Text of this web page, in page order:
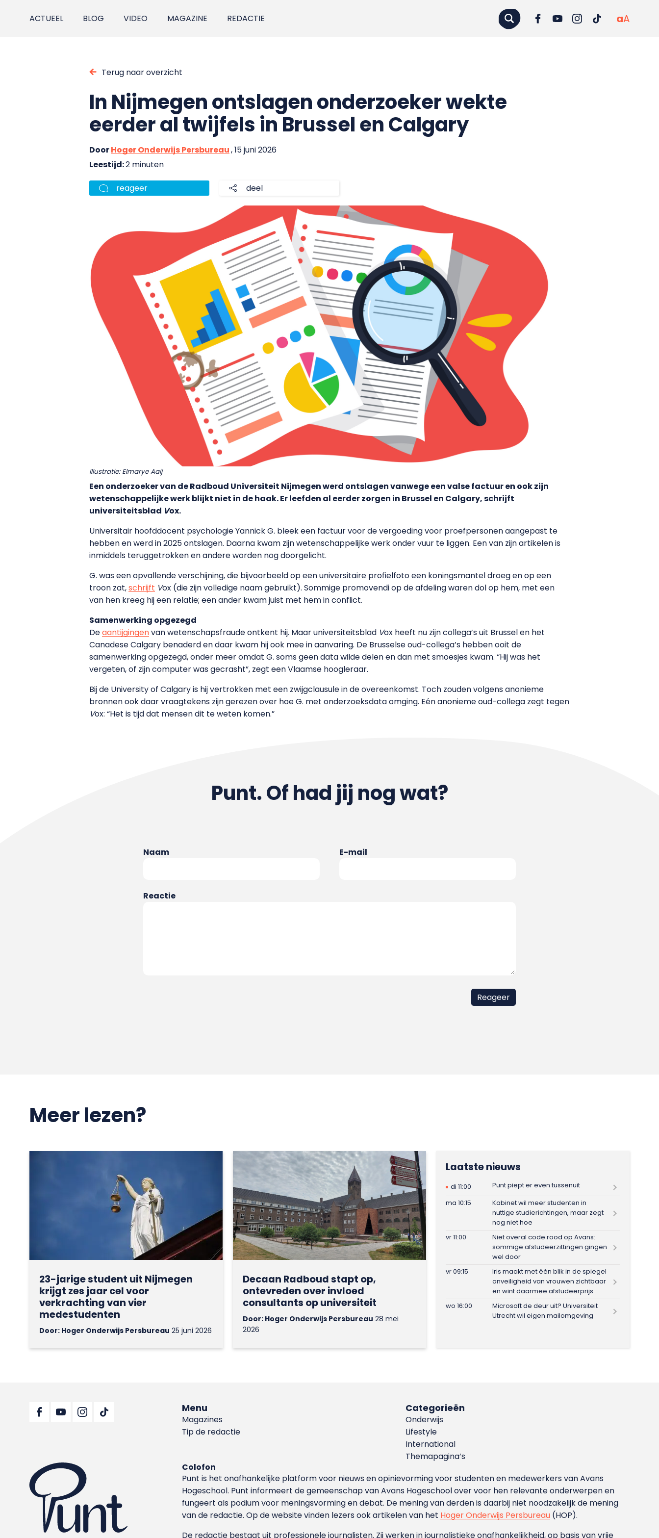
ACTUEEL BLOG VIDEO MAGAZINE REDACTIE aA
Terug naar overzicht
In Nijmegen ontslagen onderzoeker wekte
eerder al twijfels in Brussel en Calgary
DoorHoger Onderwijs Persbureau, 15 juni 2026
Leestijd:2 minuten
reageer deel
Illustratie: Elmarye Aaij
Een onderzoeker van de Radboud Universiteit Nijmegen werd ontslagen vanwege een valse factuur en ook zijn
wetenschappelijke werk blijkt niet in de haak. Er leefden al eerder zorgen in Brussel en Calgary, schrijft
universiteitsblad Vox.
Universitair hoofddocent psychologie Yannick G. bleek een factuur voor de vergoeding voor proefpersonen aangepast te
hebben en werd in 2025 ontslagen. Daarna kwam zijn wetenschappelijke werk onder vuur te liggen. Een van zijn artikelen is
inmiddels teruggetrokken en andere worden nog doorgelicht.
G. was een opvallende verschijning, die bijvoorbeeld op een universitaire profielfoto een koningsmantel droeg en op een
troon zat,schrijft Vox (die zijn volledige naam gebruikt). Sommige promovendi op de afdeling waren dol op hem, met een
van hen kreeg hij een relatie; een ander kwam juist met hem in conflict.
Samenwerking opgezegd
Deaantijgingenvan wetenschapsfraude ontkent hij. Maar universiteitsblad Vox heeft nu zijn collega’s uit Brussel en het
Canadese Calgary benaderd en daar kwam hij ook mee in aanvaring. De Brusselse oud-collega’s hebben ooit de
samenwerking opgezegd, onder meer omdat G. soms geen data wilde delen en dan met smoesjes kwam. “Hij was het
vergeten, of zijn computer was gecrasht”, zegt een Vlaamse hoogleraar.
Bij de University of Calgary is hij vertrokken met een zwijgclausule in de overeenkomst. Toch zouden volgens anonieme
bronnen ook daar vraagtekens zijn gerezen over hoe G. met onderzoeksdata omging. Eén anonieme oud-collega zegt tegen
Vox: “Het is tijd dat mensen dit te weten komen.”
Punt. Of had jij nog wat?
Naam E-mail
Reactie
Meer lezen?
23-jarige student uit Nijmegen
krijgt zes jaar cel voor
verkrachting van vier
medestudenten
Door: Hoger Onderwijs Persbureau 25 juni 2026
Decaan Radboud stapt op,
ontevreden over invloed
consultants op universiteit
Door: Hoger Onderwijs Persbureau 28 mei
2026
Laatste nieuws
di 11:00
Punt piept er even tussenuit
ma 10:15
Kabinet wil meer studenten in
nuttige studierichtingen, maar zegt
nog niet hoe
vr 11:00
Niet overal code rood op Avans:
sommige afstudeerzittingen gingen
wel door
vr 09:15
Iris maakt met één blik in de spiegel
onveiligheid van vrouwen zichtbaar
en wint daarmee afstudeerprijs
wo 16:00
Microsoft de deur uit? Universiteit
Utrecht wil eigen mailomgeving
Menu
Magazines
Tip de redactie
Categorieën
Onderwijs
Lifestyle
International
Themapagina’s
Colofon
Punt is het onafhankelijke platform voor nieuws en opinievorming voor studenten en medewerkers van Avans
Hoge­school. Punt informeert de gemeenschap van Avans Hogeschool over voor hen relevante onderwerpen en
fungeert als podium voor meningsvorming en debat. De mening van derden is daarbij niet noodzakelijk de mening
van de redactie. Op de website vinden lezers ook artikelen van het Hoger Onderwijs Persbureau (HOP).
De redactie bestaat uit professionele journalisten. Zij werken in journalistieke onafhankelijkheid, op basis van vrije